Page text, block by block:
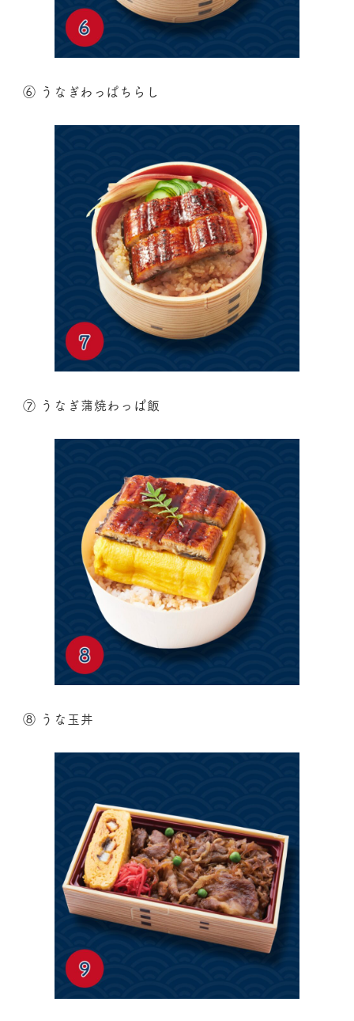
⑥ うなぎわっぱちらし
⑦ うなぎ蒲焼わっぱ飯
⑧ うな玉丼